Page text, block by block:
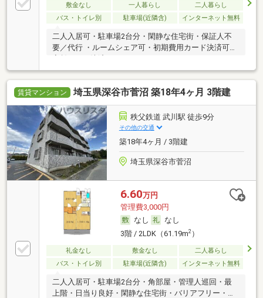
敷金なし 一人暮らし
二人暮らし
バス・トイレ別
駐車場(近隣含) インターネット無料
二人入居可・駐車場2台分・閑静な住宅街・保証人不
要／代行 ・ルームシェア可・初期費用カード決済可・
家賃カード決済可
賃貸マンション 埼玉県深谷市菅沼 築18年4ヶ月 3階建
秩父鉄道 武川駅 徒歩9分
その他の交通
築18年4ヶ月 / 3階建
埼玉県深谷市菅沼
6.60万円
管理費3,000円
なし
なし
3階 / 2LDK（61.19m2）
礼金なし 敷金なし
二人暮らし
バス・トイレ別
駐車場(近隣含) インターネット無料
二人入居可・駐車場2台分・角部屋・管理人巡回・最
上階・日当り良好・閑静な住宅街・バリアフリー・デ